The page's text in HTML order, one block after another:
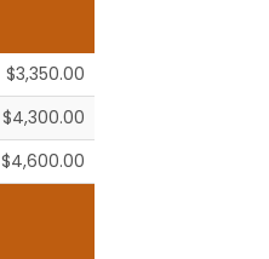
$3,350.00
$4,300.00
$4,600.00